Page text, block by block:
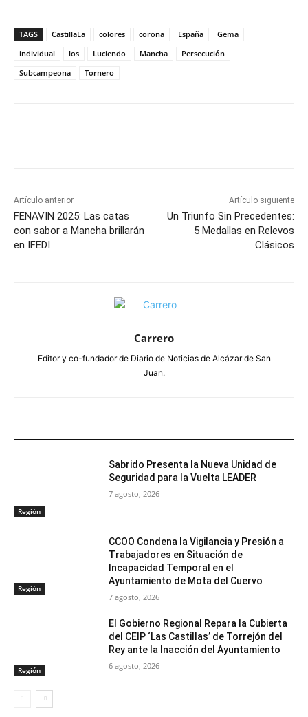
TAGS CastillaLa colores corona España
Gema
individual
los Luciendo Mancha
Persecución
Subcampeona
Tornero
Artículo anterior
FENAVIN 2025: Las catas
con sabor a Mancha brillarán
en IFEDI
Artículo siguiente
Un Triunfo Sin Precedentes:
5 Medallas en Relevos
Clásicos
Carrero
Editor y co-fundador de Diario de Noticias de Alcázar de San
Juan.
Región
Sabrido Presenta la Nueva Unidad de
Seguridad para la Vuelta LEADER
7 agosto, 2026
Región
CCOO Condena la Vigilancia y Presión a
Trabajadores en Situación de
Incapacidad Temporal en el
Ayuntamiento de Mota del Cuervo
7 agosto, 2026
Región
El Gobierno Regional Repara la Cubierta
del CEIP ‘Las Castillas’ de Torrejón del
Rey ante la Inacción del Ayuntamiento
6 agosto, 2026